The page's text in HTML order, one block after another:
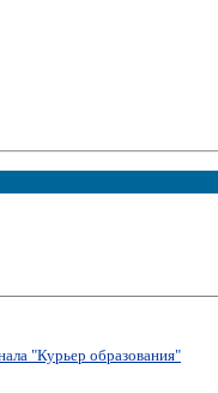
"Курьер образования"